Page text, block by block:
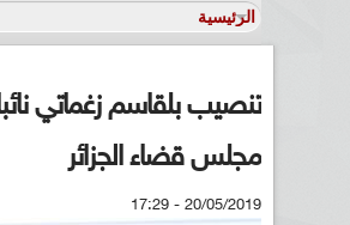
تنصيب بلقاسم زغماتي
مجلس قضاء الجزائر
20/05/2019 - 17:29